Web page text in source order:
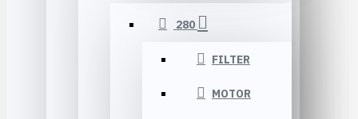
280
FILTER
MOTOR